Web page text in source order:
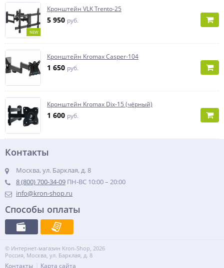
NEW
Кронштейн VLK Trento-25
5 950 руб.
Кронштейн Kromax Casper-104
1 650 руб.
Кронштейн Kromax Dix-15 (чёрный)
1 600 руб.
Контакты
Москва, ул. Барклая, д. 8
8 (800) 700-34-09 ПН-ВС 10:00 – 20:00
info@kron-shop.ru
Способы оплаты
© Интернет-магазин Kron-Shop, 2026
Россия, Москва, ул. Барклая, д. 8
Контакты Карта сайта